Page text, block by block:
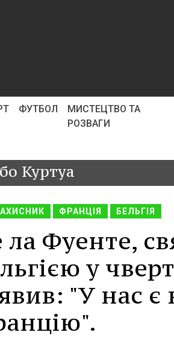
ФУТБОЛ
МИСТЕЦТВО ТА
РОЗВАГИ
Куртуа
ФРАНЦІЯ БЕЛЬГІЯ
ла Фуенте,
у
"У нас є